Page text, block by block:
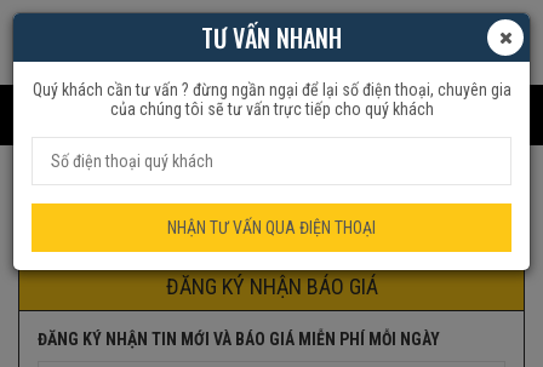
ĐĂNG KÝ NHẬN BÁO GIÁ
ĐĂNG KÝ NHẬN TIN MỚI VÀ BÁO GIÁ MIỄN PHÍ MỖI NGÀY
TƯ VẤN NHANH
Quý khách cần tư vấn ? đừng ngần ngại để lại số điện thoại, chuyên gia
của chúng tôi sẽ tư vấn trực tiếp cho quý khách
NHẬN TƯ VẤN QUA ĐIỆN THOẠI